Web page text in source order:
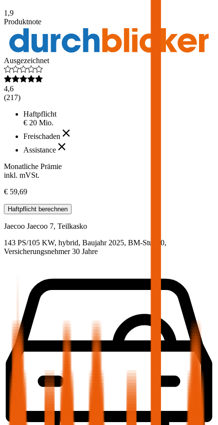
1,9
Produktnote
Ausgezeichnet
4,6
(217)
Haftpflicht
€ 20 Mio.
Freischaden
Assistance
Monatliche Prämie
inkl. mVSt.
€ 59,69
Haftpflicht berechnen
Jaecoo Jaecoo 7, Teilkasko
143 PS/105 KW, hybrid, Baujahr 2025, BM-Stufe 0,
Versicherungsnehmer 30 Jahre